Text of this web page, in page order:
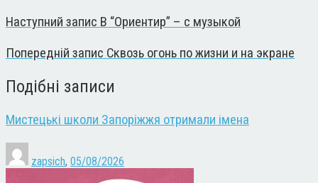
Наступний запис В “Ориентир” – с музыкой
Попередній запис Сквозь огонь по жизни и на экране
Подібні записи
Мистецькі школи Запоріжжя отримали імена
zapsich, 05/08/2026